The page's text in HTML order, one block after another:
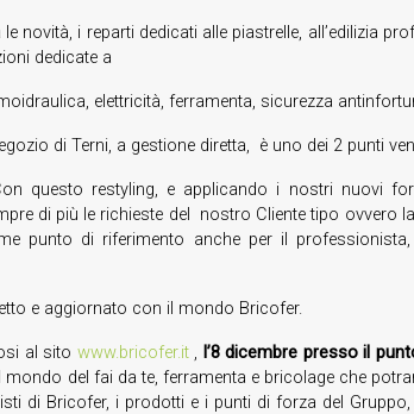
le novità, i reparti dedicati alle piastrelle, all’edilizia
dedicate a
elettricità, ferramenta, sicurezza
di Terni, a gestione diretta, è uno dei 2 punti
questo restyling, e applicando i nostri nuovi
di più le richieste del nostro Cliente tipo ovvero
punto di riferimento anche per il professionista,
e aggiornato con il mondo Bricofer.
al sito www.bricofer.it, l’8 dicembre presso il
del fai da te, ferramenta e bricolage che
di Bricofer, i prodotti e i punti di forza del